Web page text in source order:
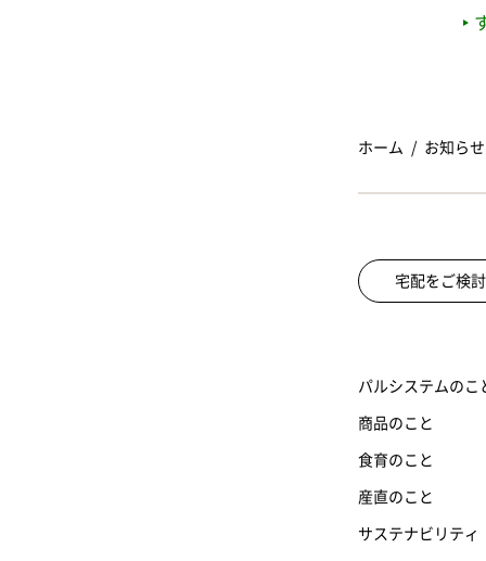
ホーム お知らせ
宅配をご検
パルシステムのこ
商品のこと
食育のこと
産直のこと
サステナビリティ